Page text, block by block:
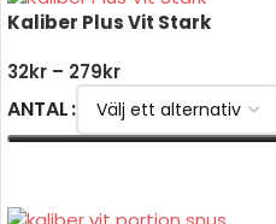
Kaliber Plus Vit Stark
32kr – 279kr
ANTAL